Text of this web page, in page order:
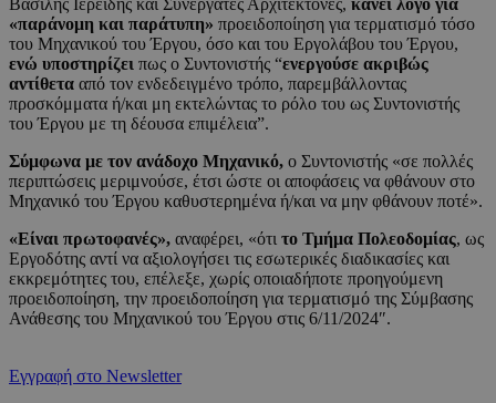
Βασίλης Ιερείδης και Συνεργάτες Αρχιτέκτονες, κάνει λόγο για
«παράνομη και παράτυπη» προειδοποίηση για τερματισμό τόσο
του Μηχανικού του Έργου, όσο και του Εργολάβου του Έργου,
ενώ υποστηρίζει πως ο Συντονιστής “ενεργούσε ακριβώς
αντίθετα από τον ενδεδειγμένο τρόπο, παρεμβάλλοντας
προσκόμματα ή/και μη εκτελώντας το ρόλο του ως Συντονιστής
του Έργου με τη δέουσα επιμέλεια”.
Σύμφωνα με τον ανάδοχο Μηχανικό, ο Συντονιστής «σε πολλές
περιπτώσεις μεριμνούσε, έτσι ώστε οι αποφάσεις να φθάνουν στο
Μηχανικό του Έργου καθυστερημένα ή/και να μην φθάνουν ποτέ».
«Είναι πρωτοφανές», αναφέρει, «ότι το Τμήμα Πολεοδομίας, ως
Εργοδότης αντί να αξιολογήσει τις εσωτερικές διαδικασίες και
εκκρεμότητες του, επέλεξε, χωρίς οποιαδήποτε προηγούμενη
προειδοποίηση, την προειδοποίηση για τερματισμό της Σύμβασης
Ανάθεσης του Μηχανικού του Έργου στις 6/11/2024″.
Εγγραφή στο Newsletter